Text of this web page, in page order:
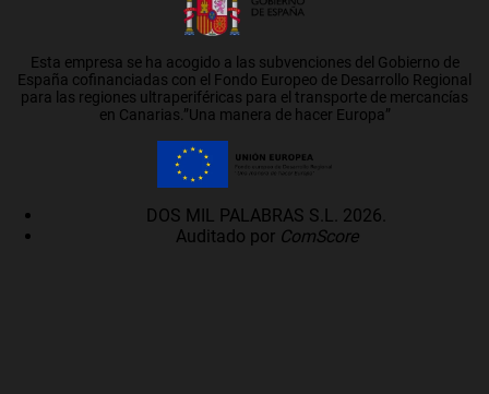
Esta empresa se ha acogido a las subvenciones del Gobierno de
España cofinanciadas con el Fondo Europeo de Desarrollo Regional
para las regiones ultraperiféricas para el transporte de mercancías
en Canarias.”Una manera de hacer Europa”
DOS MIL PALABRAS S.L. 2026.
Auditado por ComScore